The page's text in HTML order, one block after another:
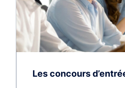
Les concours